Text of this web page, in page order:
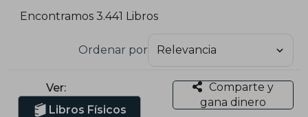
Encontramos 3.441 Libros
Ordenar por
Ver:
Libros Físicos
Comparte y
gana dinero